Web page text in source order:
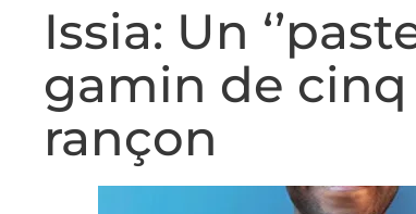
Issia: Un
gamin de
rançon